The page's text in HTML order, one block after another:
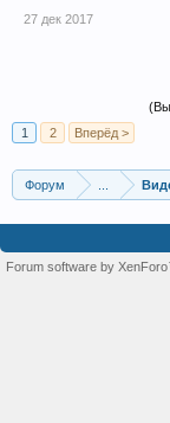
27 дек 2017
(Вы
1
2 Вперёд >
Форум ...
Forum software by